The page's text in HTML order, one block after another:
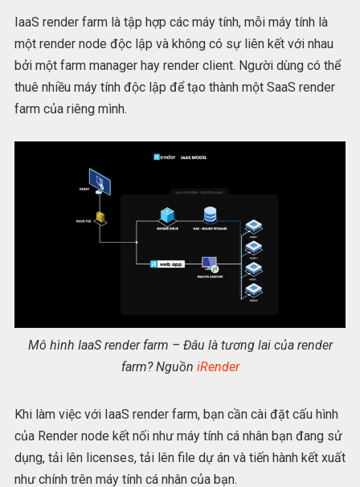
IaaS render farm là tập hợp các máy tính, mỗi máy tính là
một render node độc lập và không có sự liên kết với nhau
bởi một farm manager hay render client. Người dùng có thể
thuê nhiều máy tính độc lập để tạo thành một SaaS render
farm của riêng mình.
Mô hình IaaS render farm – Đâu là tương lai của render
farm? Nguồn iRender
Khi làm việc với IaaS render farm, bạn cần cài đặt cấu hình
của Render node kết nối như máy tính cá nhân bạn đang sử
dụng, tải lên licenses, tải lên file dự án và tiến hành kết xuất
như chính trên máy tính cá nhân của bạn.